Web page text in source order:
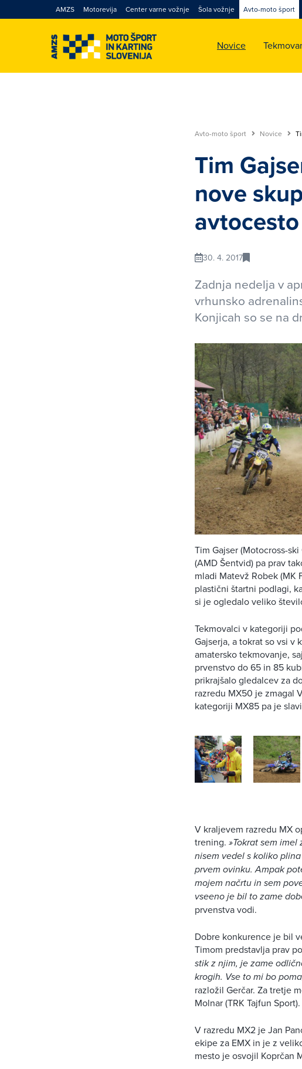
AMZS Motorevija Center varne vožnje Šola vožnje Avto-moto šport
Novice
Avto-moto šport Novice
Tim
nove
avtocesto
30. 4. 2017
Zadnja nedelja v
vrhunsko
Konjicah so se na
Tim Gajser (Motocross-
(AMD Šentvid) pa prav
mladi Matevž Robek (MK
plastični štartni podlagi,
si je ogledalo veliko
Tekmovalci v kategoriji
Gajserja, a tokrat so vsi v
amatersko tekmovanje,
prvenstvo do 65 in 85
prikrajšalo gledalcev za
razredu MX50 je zmagal
kategoriji MX85 pa je
V kraljevem razredu MX
trening. »Tokrat sem
nisem vedel s koliko
prvem ovinku. Ampak
mojem načrtu in sem
vseeno je bil to zame
prvenstva vodi.
Dobre konkurence je bil
Timom predstavlja prav
stik z njim, je zame
krogih. Vse to mi bo
razložil Gerčar. Za tretje
Molnar (TRK Tajfun
V razredu MX2 je Jan
ekipe za EMX in je z
mesto je osvojil Koprčan